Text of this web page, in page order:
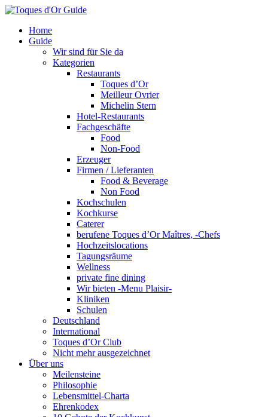
Home
Guide
Wir sind für Sie da
Kategorien
Restaurants
Toques d’Or
Meilleur Ovrier
Michelin Stern
Hotel-Restaurants
Fachgeschäfte
Food
Non-Food
Erzeuger
Firmen / Lieferanten
Food & Beverage
Non Food
Kochschulen
Kochkurse
Caterer
berufene Toques d’Or Maîtres, -Chefs
Hochzeitslocations
Tagungsräume
Wellness
private fine dining
Wir bieten -Menu Plaisir-
Kliniken
Schulen
Deutschland
International
Toques d’Or Club
Nicht mehr ausgezeichnet
Über uns
Meilensteine
Philosophie
Lebensmittel-Charta
Ehrenkodex